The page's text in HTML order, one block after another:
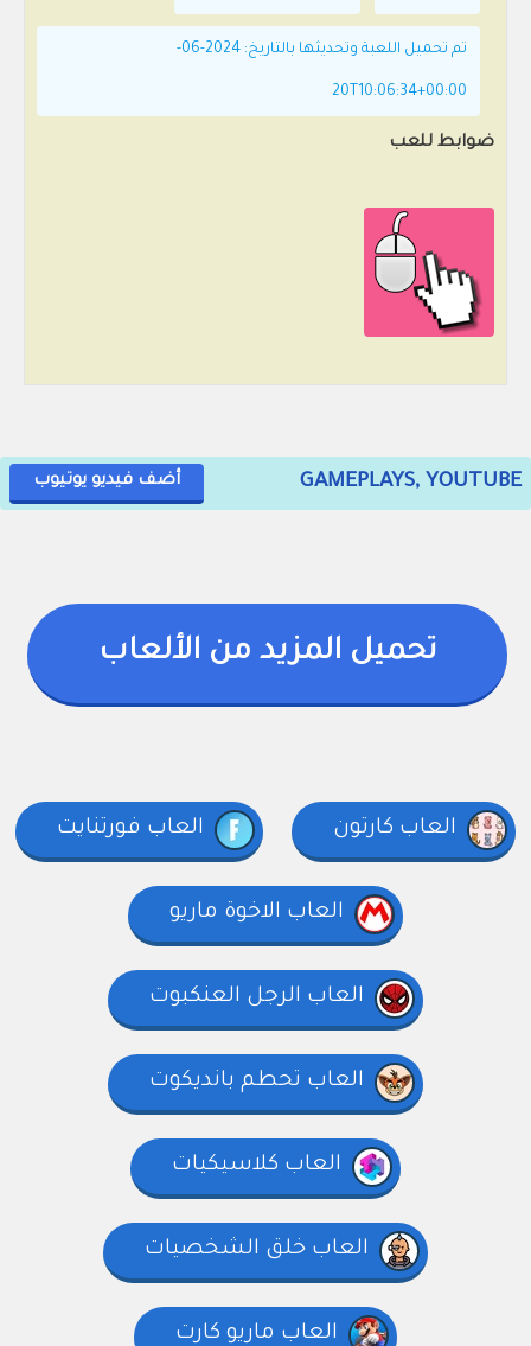
تم تحميل اللعبة وتحديثها بالتاريخ: 2024-06-
20T10:06:34+00:00
ضوابط للعب
GAMEPLAYS, YOUTUBE أضف فيديو يوتيوب
تحميل المزيد من الألعاب
العاب كارتون العاب فورتنايت
العاب الاخوة ماريو
العاب الرجل العنكبوت
العاب تحطم بانديكوت
العاب كلاسيكيات
العاب خلق الشخصيات
العاب ماريو كارت